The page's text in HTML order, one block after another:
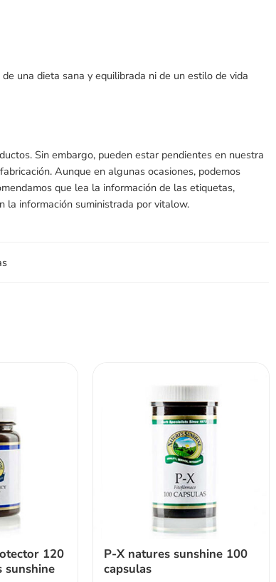
una dieta sana y equilibrada ni de un estilo de vida
Sin embargo, pueden estar pendientes en nuestra
Aunque en algunas ocasiones, podemos
que lea la información de las etiquetas,
la información suministrada por vitalow.
120
sunshine
P-X natures sunshine 100
capsulas